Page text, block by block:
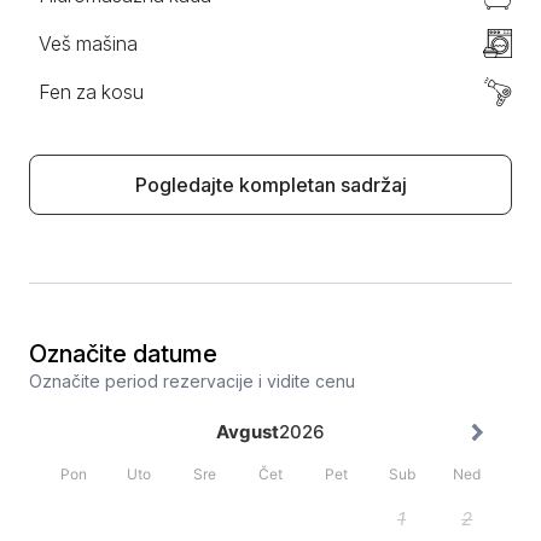
Veš mašina
Fen za kosu
Pogledajte kompletan sadržaj
Označite datume
Označite period rezervacije i vidite cenu